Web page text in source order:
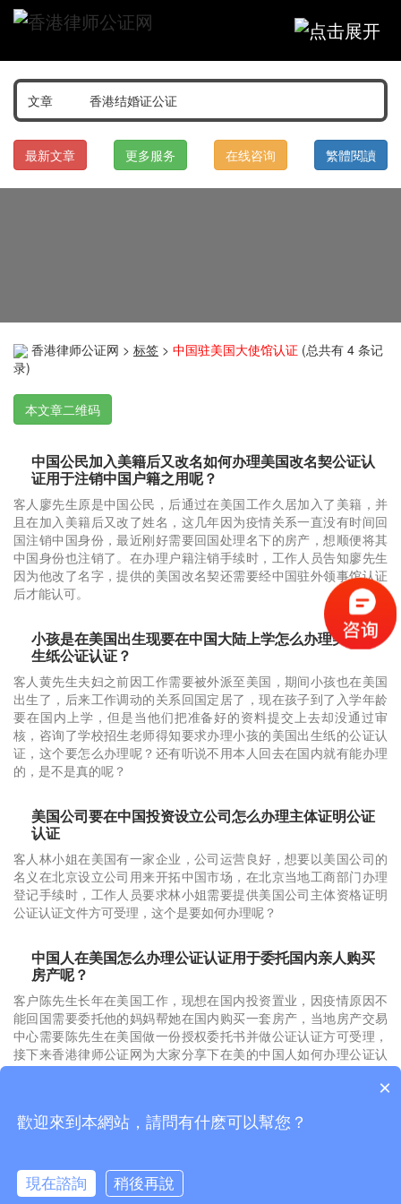
最新文章 更多服务 在线咨询 繁體閱讀
香港律师公证网 > 标签 > 中国驻美国大使馆认证 (总共有 4 条记
录)
本文章二维码
中国公民加入美籍后又改名如何办理美国改名契公证认
证用于注销中国户籍之用呢？
客人廖先生原是中国公民，后通过在美国工作久居加入了美籍，并
且在加入美籍后又改了姓名，这几年因为疫情关系一直没有时间回
国注销中国身份，最近刚好需要回国处理名下的房产，想顺便将其
中国身份也注销了。在办理户籍注销手续时，工作人员告知廖先生
因为他改了名字，提供的美国改名契还需要经中国驻外领事馆认证
后才能认可。
小孩是在美国出生现要在中国大陆上学怎么办理美国出
生纸公证认证？
客人黄先生夫妇之前因工作需要被外派至美国，期间小孩也在美国
出生了，后来工作调动的关系回国定居了，现在孩子到了入学年龄
要在国内上学，但是当他们把准备好的资料提交上去却没通过审
核，咨询了学校招生老师得知要求办理小孩的美国出生纸的公证认
证，这个要怎么办理呢？还有听说不用本人回去在国内就有能办理
的，是不是真的呢？
美国公司要在中国投资设立公司怎么办理主体证明公证
认证
客人林小姐在美国有一家企业，公司运营良好，想要以美国公司的
名义在北京设立公司用来开拓中国市场，在北京当地工商部门办理
登记手续时，工作人员要求林小姐需要提供美国公司主体资格证明
公证认证文件方可受理，这个是要如何办理呢？
中国人在美国怎么办理公证认证用于委托国内亲人购买
房产呢？
客户陈先生长年在美国工作，现想在国内投资置业，因疫情原因不
能回国需要委托他的妈妈帮她在国内购买一套房产，当地房产交易
中心需要陈先生在美国做一份授权委托书并做公证认证方可受理，
接下来香港律师公证网为大家分享下在美的中国人如何办理公证认
证委托国内亲人购买房产。
粤公网安备44030902001495号
×
歡迎來到本網站，請問有什麽可以幫您？
現在諮詢 稍後再說